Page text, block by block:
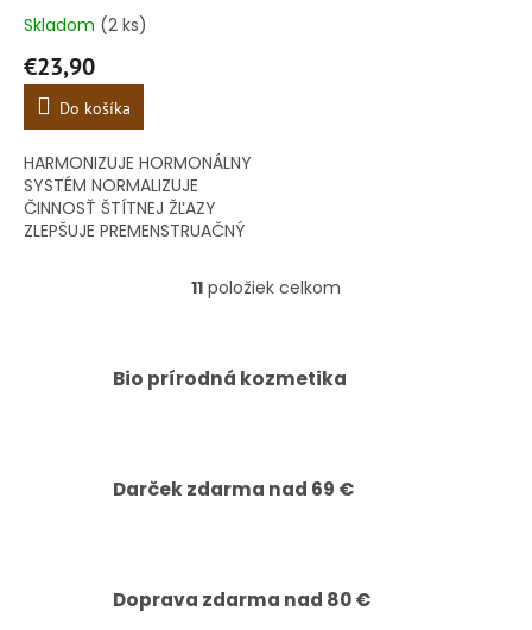
Skladom (2 ks)
€23,90
Do košíka
HARMONIZUJE HORMONÁLNY
SYSTÉM NORMALIZUJE
ČINNOSŤ ŠTÍTNEJ ŽĽAZY
ZLEPŠUJE PREMENSTRUAČNÝ
O
d
e
p
y
v
11 položiek celkom
Bio prírodná kozmetika
Darček zdarma nad 69 €
Doprava zdarma nad 80 €